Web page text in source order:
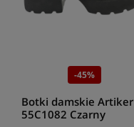
-45%
Botki damskie Artiker
55C1082 Czarny